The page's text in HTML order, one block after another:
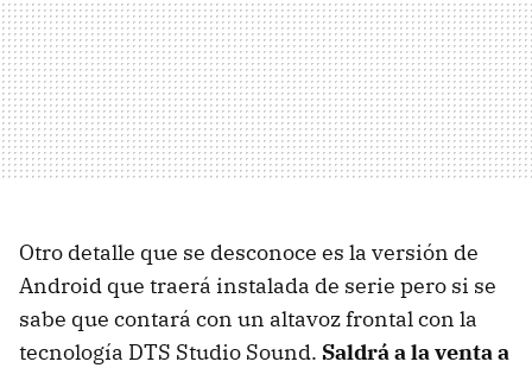
Otro detalle que se desconoce es la versión de
Android que traerá instalada de serie pero si se
sabe que contará con un altavoz frontal con la
tecnología DTS Studio Sound. Saldrá a la venta a